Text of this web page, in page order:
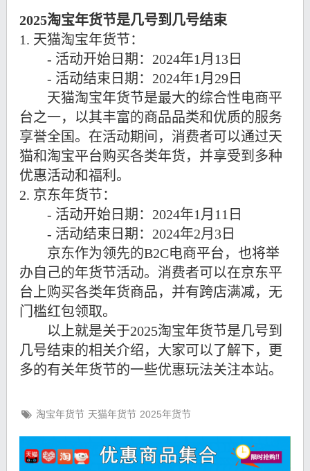
2025淘宝年货节是几号到几号结束
1. 天猫淘宝年货节：
- 活动开始日期：2024年1月13日
- 活动结束日期：2024年1月29日
天猫淘宝年货节是最大的综合性电商平
台之一，以其丰富的商品品类和优质的服务
享誉全国。在活动期间，消费者可以通过天
猫和淘宝平台购买各类年货，并享受到多种
优惠活动和福利。
2. 京东年货节：
- 活动开始日期：2024年1月11日
- 活动结束日期：2024年2月3日
京东作为领先的B2C电商平台，也将举
办自己的年货节活动。消费者可以在京东平
台上购买各类年货商品，并有跨店满减，无
门槛红包领取。
以上就是关于2025淘宝年货节是几号到
几号结束的相关介绍，大家可以了解下，更
多的有关年货节的一些优惠玩法关注本站。
淘宝年货节 天猫年货节 2025年货节